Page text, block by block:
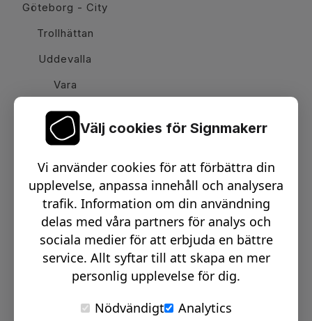
Göteborg - City
Trollhättan
Uddevalla
Vara
Email:info@signmakerr.se
PSST, HÄNG MED PÅ VÅR RESA!
Välj cookies för Signmakerr
Vi använder cookies för att förbättra din
upplevelse, anpassa innehåll och analysera
trafik. Information om din användning
delas med våra partners för analys och
sociala medier för att erbjuda en bättre
service. Allt syftar till att skapa en mer
personlig upplevelse för dig.
Nödvändigt
Analytics